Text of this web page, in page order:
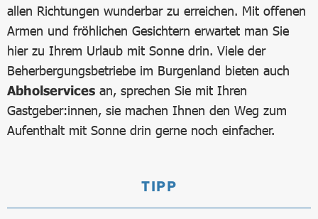
allen Richtungen wunderbar zu erreichen. Mit offenen
Armen und fröhlichen Gesichtern erwartet man Sie
hier zu Ihrem Urlaub mit Sonne drin. Viele der
Beherbergungsbetriebe im Burgenland bieten auch
Abholservices an, sprechen Sie mit Ihren
Gastgeber:innen, sie machen Ihnen den Weg zum
Aufenthalt mit Sonne drin gerne noch einfacher.
TIPP